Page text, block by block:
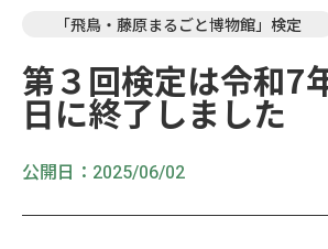
「飛鳥・藤原まるごと博物館」検定
第３回検定は令和7
日に終了しました
公開日： 2025/06/02